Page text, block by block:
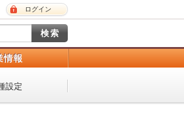
ログイン
情報
設定